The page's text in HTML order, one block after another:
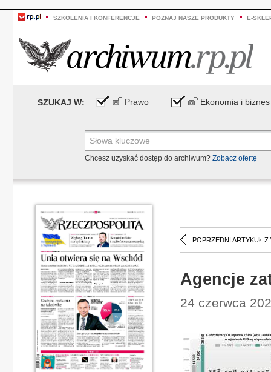
SZKOLENIA I KONFERENCJE POZNAJ NASZE PRODUKTY E-
SZUKAJ W: Prawo Ekonomia i biznes
Chcesz uzyskać dostęp do archiwum? Zobacz ofertę
POPRZEDNI ARTYKUŁ Z
Agencje
24 czerwca